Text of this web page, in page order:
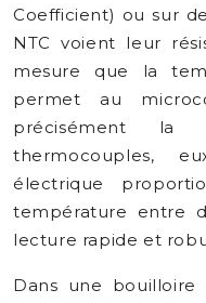
Coefficient) ou sur
NTC voient leur
mesure que la
permet au
précisément la
thermocouples,
électrique
température entre
lecture rapide et
Dans une